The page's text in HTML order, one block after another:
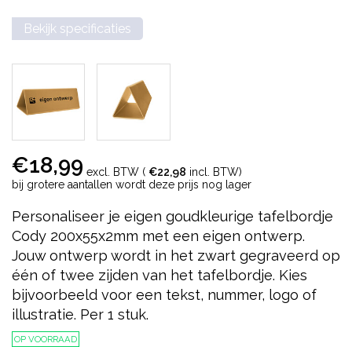
Bekijk specificaties
€18,99 excl. BTW ( €22,98 incl. BTW)
bij grotere aantallen wordt deze prijs nog lager
Personaliseer je eigen goudkleurige tafelbordje
Cody 200x55x2mm met een eigen ontwerp.
Jouw ontwerp wordt in het zwart gegraveerd op
één of twee zijden van het tafelbordje. Kies
bijvoorbeeld voor een tekst, nummer, logo of
illustratie. Per 1 stuk.
OP VOORRAAD